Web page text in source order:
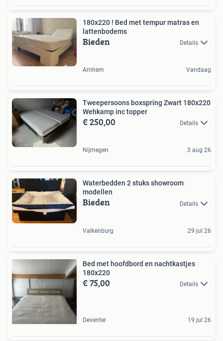
180x220 ! Bed met tempur matras en
lattenbodems
Bieden Details
Arnhem Vandaag
Tweepersoons boxspring Zwart 180x220
Wehkamp inc topper
€ 250,00 Details
Nijmegen 3 aug 26
Waterbedden 2 stuks showroom
modellen
Bieden Details
Valkenburg 29 jul 26
Bed met hoofdbord en nachtkastjes
180x220
€ 75,00 Details
Deventer 19 jul 26